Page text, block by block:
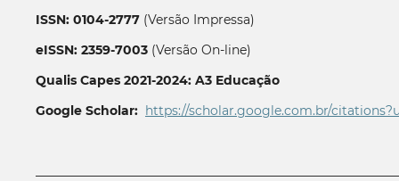
ISSN: 0104-2777(Versão Impressa)
eISSN: 2359-7003(Versão On-line)
Qualis Capes 2021-2024: A3 Educação
Google Scholar: https://scholar.google.com.br/